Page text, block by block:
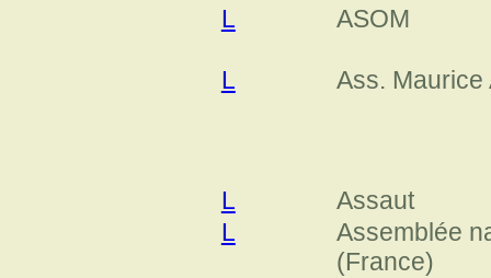
L ASOM
L Ass. Maurice
L
Assaut
L
Assemblée
(France)